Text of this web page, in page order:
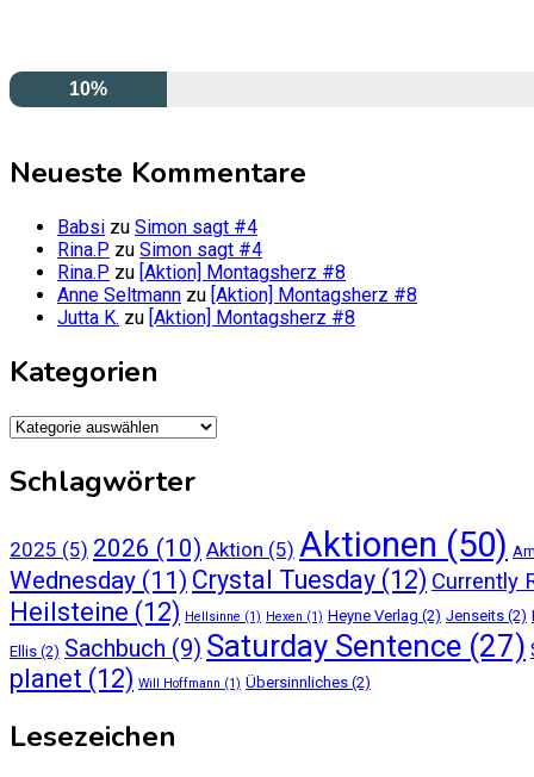
10%
Neueste Kommentare
Babsi zu Simon sagt #4
Rina.P zu Simon sagt #4
Rina.P zu [Aktion] Montagsherz #8
Anne Seltmann zu [Aktion] Montagsherz #8
Jutta K. zu [Aktion] Montagsherz #8
Kategorien
Kategorien
Schlagwörter
2025 (5) 2026 (10) Aktion (5) Aktionen (50)
Wednesday (11) Crystal Tuesday (12) Currently
Heilsteine (12) Hellsinne (1) Hexen (1) Heyne Verlag (2) Jenseits (2)
Ellis (2) Sachbuch (9) Saturday Sentence (27)
planet (12) Will Hoffmann (1) Übersinnliches (2)
Lesezeichen